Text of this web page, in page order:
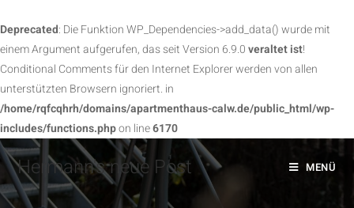
Deprecated: Die Funktion WP_Dependencies->add_data() wurde mit
einem Argument aufgerufen, das seit Version 6.9.0veraltet ist!
Conditional Comments für den Internet Explorer werden von allen
unterstützten Browsern ignoriert. in
/home/rqfcqhrh/domains/apartmenthaus-calw.de/public_html/wp-
includes/functions.phpon line6170
Hermann's neue Post MENÜ